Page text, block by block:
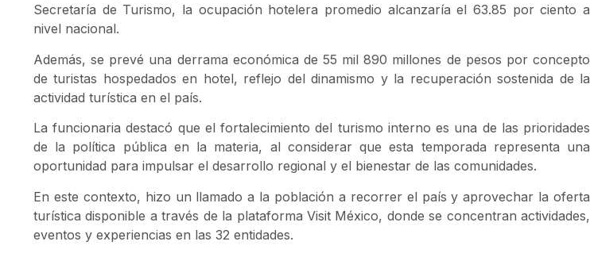
Secretaría de Turismo, la ocupación hotelera promedio alcanzaría el 63.85 por ciento a
nivel nacional.
Además, se prevé una derrama económica de 55 mil 890 millones de pesos por concepto
de turistas hospedados en hotel, reflejo del dinamismo y la recuperación sostenida de la
actividad turística en el país.
La funcionaria destacó que el fortalecimiento del turismo interno es una de las prioridades
de la política pública en la materia, al considerar que esta temporada representa una
oportunidad para impulsar el desarrollo regional y el bienestar de las comunidades.
En este contexto, hizo un llamado a la población a recorrer el país y aprovechar la oferta
turística disponible a través de la plataforma Visit México, donde se concentran actividades,
eventos y experiencias en las 32 entidades.